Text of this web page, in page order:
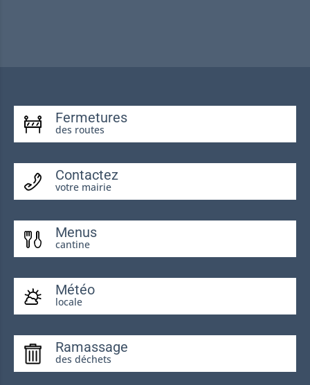
Fermetures
des routes
Contactez
votre mairie
Menus
cantine
Météo
locale
Ramassage
des déchets